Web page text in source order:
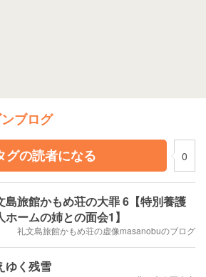
ブログ
グの読者になる
0
島旅館かもめ荘の大罪 6【特別養護
ホームの姉との面会1】
礼文島旅館かもめ荘の虚像masanobuのブログ
ゆく残雪